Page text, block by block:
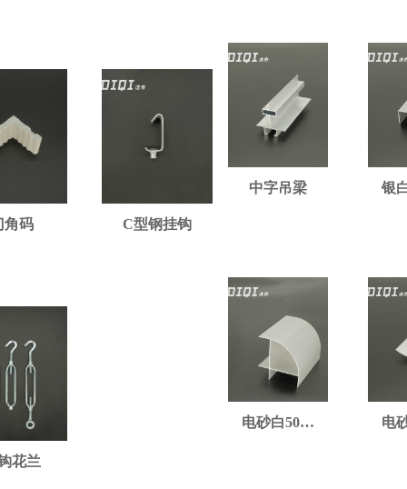
电砂白50外